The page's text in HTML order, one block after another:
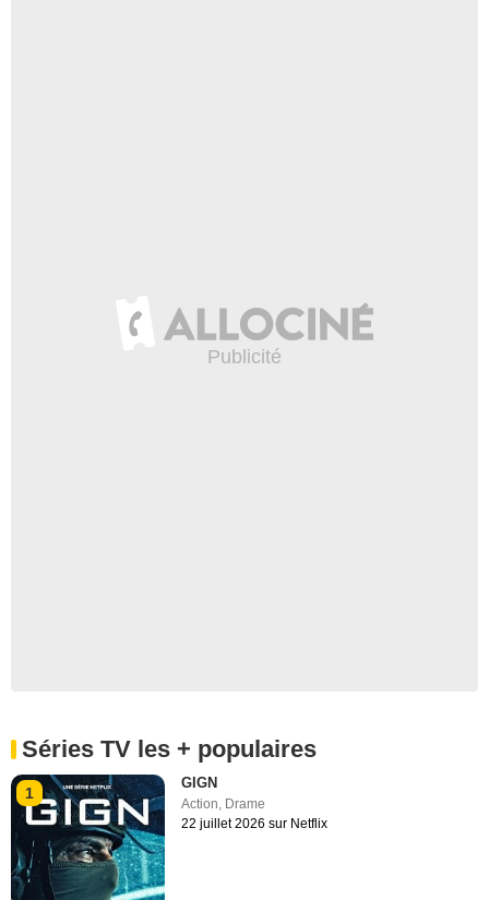
Séries TV les + populaires
1
GIGN
Action Drame
22 juillet 2026 sur Netflix